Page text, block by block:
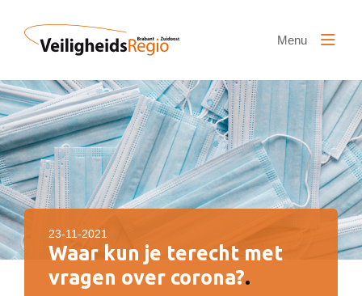
Menu
Waar kun je terecht met
vragen over corona?.
23-11-2021